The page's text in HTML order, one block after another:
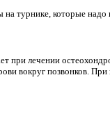
турнике, которые надо
при лечении
вокруг позвонков. При